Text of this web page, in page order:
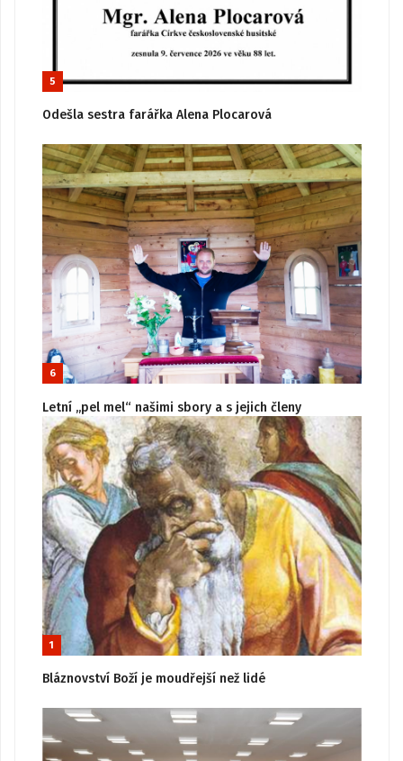
5
Odešla sestra farářka Alena Plocarová
6
Letní „pel mel“ našimi sbory a s jejich členy
1
Bláznovství Boží je moudřejší než lidé